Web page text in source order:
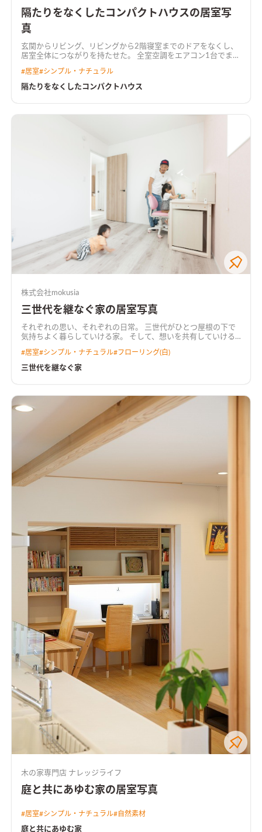
隔たりをなくしたコンパクトハウスの居室写
真
玄関からリビング、リビングから2階寝室までのドアをなくし、
居室全体につながりを持たせた。 全室空調をエアコン1台でまか
確保するため、吹抜けを通じて2階南窓からリビングへ採光。 吹
抜けにグレーチングを置いて足場を設け、採光しながら吹抜けス
#居室#シンプル・ナチュラル
隔たりをなくしたコンパクトハウス
株式会社mokusia
三世代を継なぐ家の居室写真
それぞれの思い、それぞれの日常。 三世代がひとつ屋根の下で
気持ちよく暮らしていける家。 そして、想いを共有していける
家族としてコミュニケーションの場がある。 必要なのは居心地
の良さという幹。 性能、デザイン、安心感の葉っぱをつけて。
#居室#シンプル・ナチュラル#フローリング(白)
三世代を継なぐ家
木の家専門店 ナレッジライフ
庭と共にあゆむ家の居室写真
#居室#シンプル・ナチュラル#自然素材
庭と共にあゆむ家